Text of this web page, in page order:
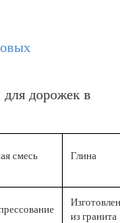
дорожек в
смесь Глина
из гранита